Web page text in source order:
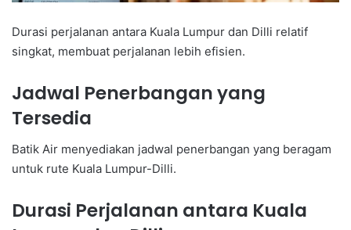
Durasi perjalanan antara Kuala Lumpur dan Dilli relatif
singkat, membuat perjalanan lebih efisien.
Jadwal Penerbangan yang
Tersedia
Batik Air menyediakan jadwal penerbangan yang beragam
untuk rute Kuala Lumpur-Dilli.
Durasi Perjalanan antara Kuala